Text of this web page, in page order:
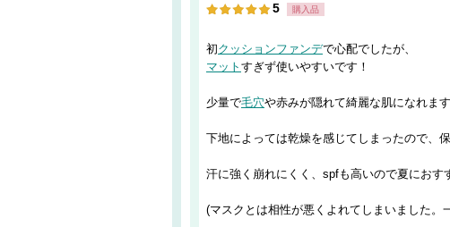
5 購入品
初クッションファンデで心配でしたが、
マット すぎず使いやすいです！
少量で毛穴や赤みが隠れて綺麗な肌になれます
下地によっては乾燥を感じてしまったので、
汗に強く崩れにくく、spfも高いので夏におす
(マスクとは相性が悪くよれてしまいました。